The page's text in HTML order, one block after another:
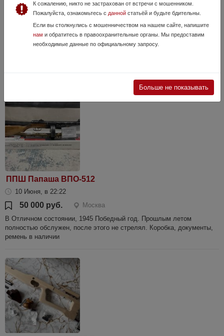
Stoeger 50
25 000 руб.
Москва
Продаётся пневматическая Винтовка Stoeger 50 в калибре 4,5
ППШ Папаша ВПО-512
10 Июня, в 22:22
50 000 руб.
Москва
В Отличном состоянии, 1945 Победный год. Прошлым летом
полностью обслужен, после этого не стрелял. Коробка, документы,
ремень в наличии
К сожалению, никто не застрахован от встречи с мошенником.
Пожалуйста, ознакомьтесь с даннойстатьёй и будьте бдительны.
Если вы столкнулись с мошенничеством на нашем сайте, напишите
нам и обратитесь в правоохранительные органы. Мы предоставим
необходимые данные по официальному запросу.
Больше не показывать